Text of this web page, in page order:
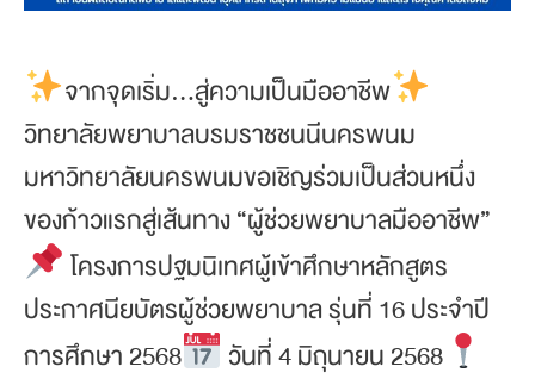
จากจุดเริ่ม…สู่ความเป็นมืออาชีพ
วิทยาลัยพยาบาลบรมราชชนนีนครพนม
มหาวิทยาลัยนครพนมขอเชิญร่วมเป็นส่วนหนึ่ง
ของก้าวแรกสู่เส้นทาง “ผู้ช่วยพยาบาลมืออาชีพ”
โครงการปฐมนิเทศผู้เข้าศึกษาหลักสูตร
ประกาศนียบัตรผู้ช่วยพยาบาล รุ่นที่ 16 ประจำปี
การศึกษา 2568
วันที่ 4 มิถุนายน 2568